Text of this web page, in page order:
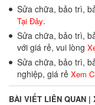
Sửa chữa, bảo trì,
Tại Đây.
Sửa chữa, bảo trì,
với giá rẻ, vui lòng
Sửa chữa, bảo trì,
nghiệp, giá rẻ Xem
BÀI VIẾT LIÊN QUAN |